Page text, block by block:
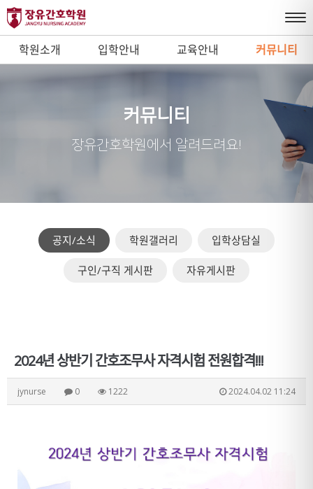
학원소개 입학안내 교육안내 커뮤니티
커뮤니티
장유간호학원에서 알려드려요!
공지/소식 학원갤러리 입학상담실
구인/구직 게시판 자유게시판
2024년 상반기 간호조무사 자격시험 전원합격!!!
jynurse 0 1222 2024.04.02 11:24